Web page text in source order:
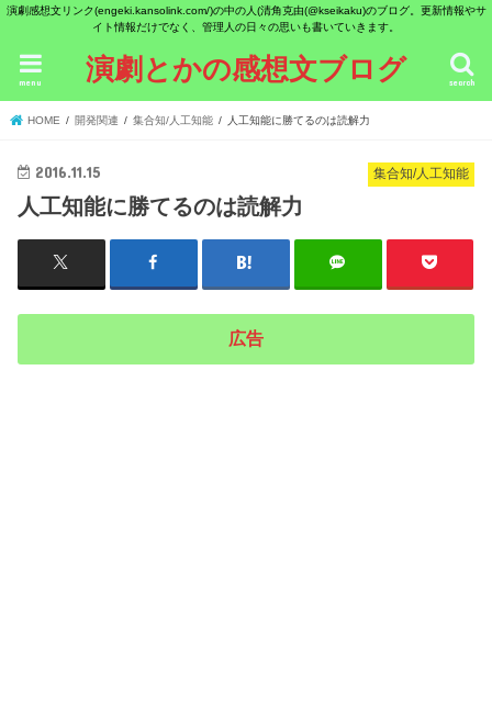
演劇感想文リンク(engeki.kansolink.com/)の中の人(清角克由(@kseikaku)のブログ。更新情報やサ
イト情報だけでなく、管理人の日々の思いも書いていきます。
演劇とかの感想文ブログ search
menu
HOME 開発関連 集合知/人工知能 人工知能に勝てるのは読解力
集合知/人工知能
2016.11.15
人工知能に勝てるのは読解力
広告